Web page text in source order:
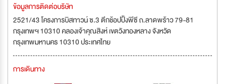
ข้อมูลการติดต่อบริษัท
2521/43 โครงการบิสทาวน์ ซ.3 ตึกช้อปปิ้งพีซี ถ.ลาดพร้าว 79-81
กรุงเทพฯ 10310 คลองเจ้าคุณสิงห์ เขตวังทองหลาง จังหวัด
กรุงเทพมหานคร 10310 ประเทศไทย
การเดินทาง